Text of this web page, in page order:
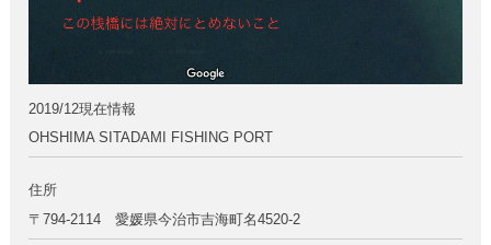
2019/12現在情報
OHSHIMA SITADAMI FISHING PORT
住所
〒794-2114 愛媛県今治市吉海町名4520-2